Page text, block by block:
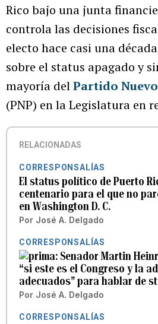
Rico bajo una junta
controla las decisiones
electo hace casi una
sobre el status apagado y
mayoría delPartido
(PNP) en la Legislatura en
RELACIONADAS
CORRESPONSALÍAS
El status político de Puerto
centenario para el que no
en Washington D. C.
Por José A. Delgado
CORRESPONSALÍAS
Senador Martin
“si este es el Congreso y la
adecuados” para hablar de
Por José A. Delgado
CORRESPONSALÍAS